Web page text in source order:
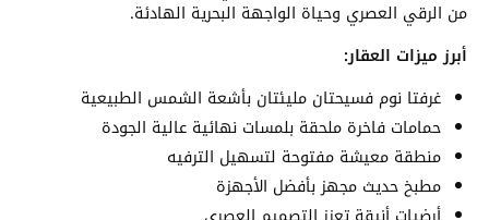
من الرقي العصري وحياة الواجهة البحرية الهادئة.
أبرز ميزات العقار:
غرفتا نوم فسيحتان مليئتان بأشعة الشمس الطبيعية
حمامات فاخرة ملحقة بلمسات نهائية عالية الجودة
منطقة معيشة مفتوحة لتسهيل الترفيه
مطبخ حديث مجهز بأفضل الأجهزة